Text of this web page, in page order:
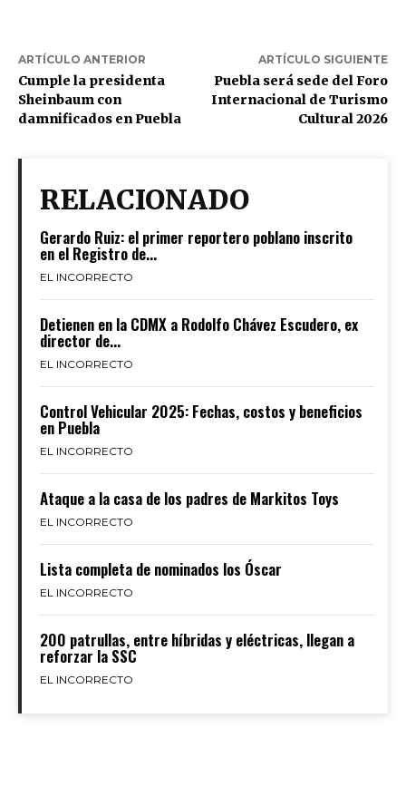
ARTÍCULO ANTERIOR
Cumple la presidenta
Sheinbaum con
damnificados en Puebla
ARTÍCULO SIGUIENTE
Puebla será sede del Foro
Internacional de Turismo
Cultural 2026
RELACIONADO
Gerardo Ruiz: el primer reportero poblano inscrito
en el Registro de...
EL INCORRECTO
Detienen en la CDMX a Rodolfo Chávez Escudero, ex
director de...
EL INCORRECTO
Control Vehicular 2025: Fechas, costos y beneficios
en Puebla
EL INCORRECTO
Ataque a la casa de los padres de Markitos Toys
EL INCORRECTO
Lista completa de nominados los Óscar
EL INCORRECTO
200 patrullas, entre híbridas y eléctricas, llegan a
reforzar la SSC
EL INCORRECTO